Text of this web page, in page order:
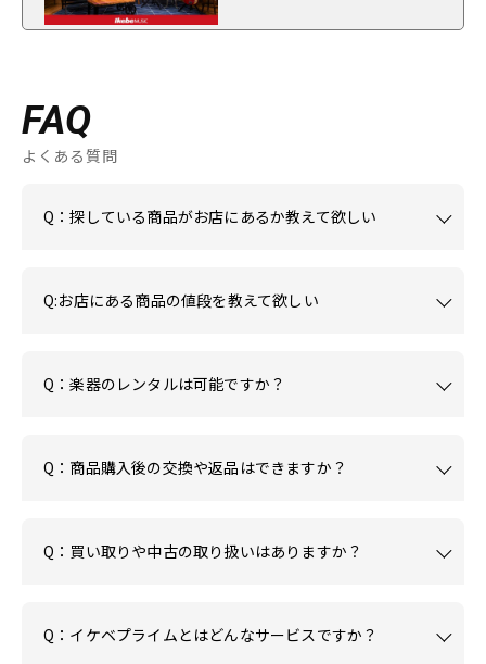
FAQ
よくある質問
Q：探している商品がお店にあるか教えて欲しい
Q:お店にある商品の値段を教えて欲しい
Q：楽器のレンタルは可能ですか？
Q：商品購入後の交換や返品はできますか？
Q：買い取りや中古の取り扱いはありますか？
Q：イケベプライムとはどんなサービスですか？